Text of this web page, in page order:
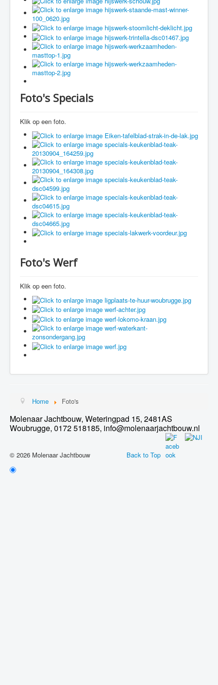
Foto's Specials
Klik op een foto.
Foto's Werf
Klik op een foto.
Home Foto's
Molenaar Jachtbouw, Weteringpad 15, 2481AS
Woubrugge, 0172 518185, info@molenaarjachtbouw.nl
Back to Top
© 2026 Molenaar Jachtbouw